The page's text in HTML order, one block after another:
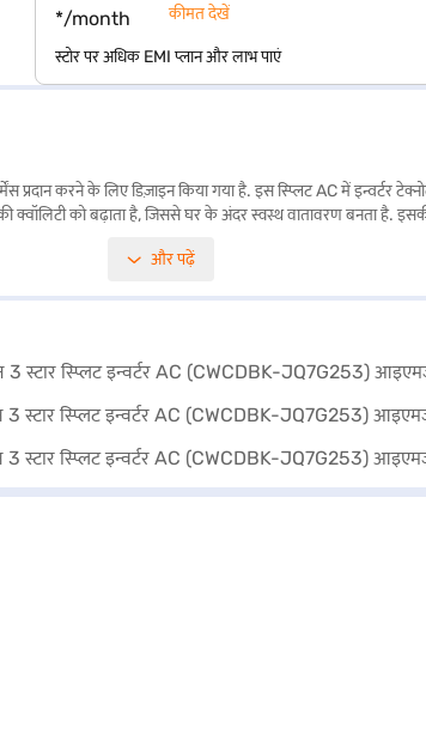
*/month कीमत देखें
स्टोर पर अधिक EMI प्लान और लाभ पाएं
करने के लिए डिज़ाइन किया गया है. इस स्प्लिट AC में इन्वर्टर
को बढ़ाता है, जिससे घर के अंदर स्वस्थ वातावरण बनता है.
के बाद, आप बजाज मॉल पर एयर कंडीशनर देख सकते हैं और इसे बजाज
और पढ़ें